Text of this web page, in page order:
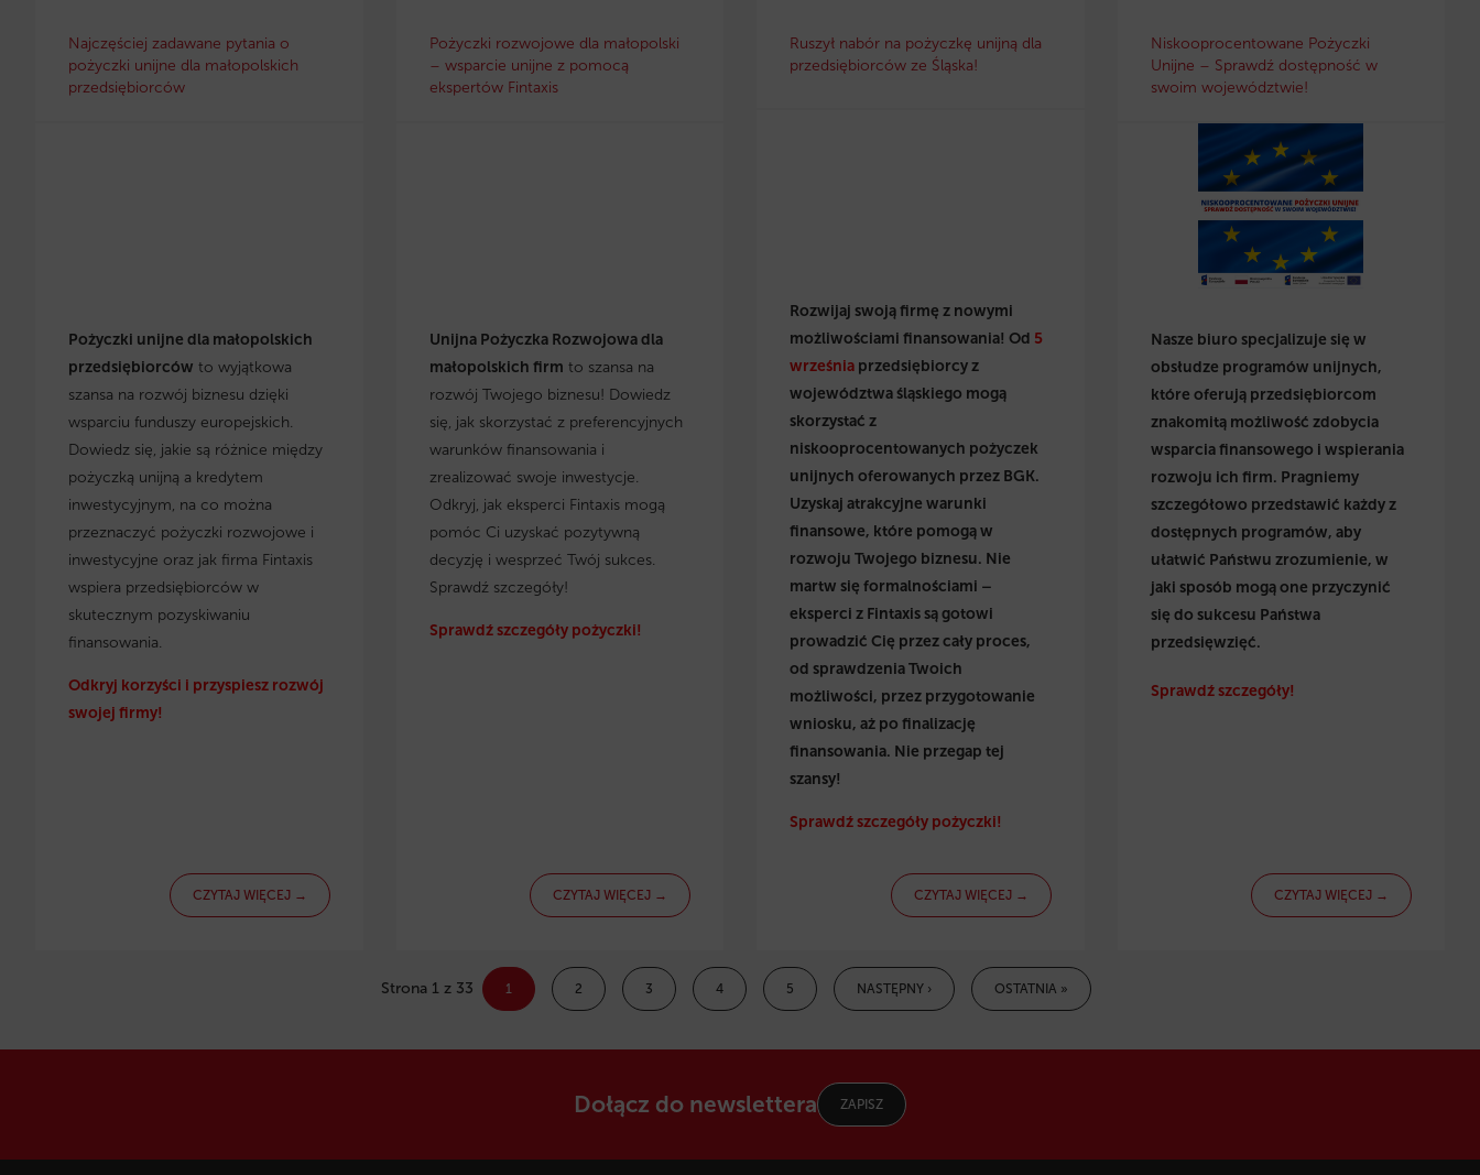
Najczęściej zadawane pytania o
pożyczki unijne dla małopolskich
przedsiębiorców
Pożyczki unijne dla małopolskich
przedsiębiorców to wyjątkowa
szansa na rozwój biznesu dzięki
wsparciu funduszy europejskich.
Dowiedz się, jakie są różnice między
pożyczką unijną a kredytem
inwestycyjnym, na co można
przeznaczyć pożyczki rozwojowe i
inwestycyjne oraz jak firma Fintaxis
wspiera przedsiębiorców w
skutecznym pozyskiwaniu
finansowania.
Odkryj korzyści i przyspiesz rozwój
swojej firmy!
CZYTAJ WIĘCEJ →
Pożyczki rozwojowe dla małopolski
– wsparcie unijne z pomocą
ekspertów Fintaxis
Unijna Pożyczka Rozwojowa dla
małopolskich firm to szansa na
rozwój Twojego biznesu! Dowiedz
się, jak skorzystać z preferencyjnych
warunków finansowania i
zrealizować swoje inwestycje.
Odkryj, jak eksperci Fintaxis mogą
pomóc Ci uzyskać pozytywną
decyzję i wesprzeć Twój sukces.
Sprawdź szczegóły!
Sprawdź szczegóły pożyczki!
CZYTAJ WIĘCEJ →
Ruszył nabór na pożyczkę unijną dla
przedsiębiorców ze Śląska!
Rozwijaj swoją firmę z nowymi
możliwościami finansowania! Od 5
września przedsiębiorcy z
województwa śląskiego mogą
skorzystać z
niskooprocentowanych pożyczek
unijnych oferowanych przez BGK.
Uzyskaj atrakcyjne warunki
finansowe, które pomogą w
rozwoju Twojego biznesu. Nie
martw się formalnościami –
eksperci z Fintaxis są gotowi
prowadzić Cię przez cały proces,
od sprawdzenia Twoich
możliwości, przez przygotowanie
wniosku, aż po finalizację
finansowania. Nie przegap tej
szansy!
Sprawdź szczegóły pożyczki!
CZYTAJ WIĘCEJ →
Niskooprocentowane Pożyczki
Unijne – Sprawdź dostępność w
swoim województwie!
Nasze biuro specjalizuje się w
obsłudze programów unijnych,
które oferują przedsiębiorcom
znakomitą możliwość zdobycia
wsparcia finansowego i wspierania
rozwoju ich firm. Pragniemy
szczegółowo przedstawić każdy z
dostępnych programów, aby
ułatwić Państwu zrozumienie, w
jaki sposób mogą one przyczynić
się do sukcesu Państwa
przedsięwzięć.
Sprawdź szczegóły!
CZYTAJ WIĘCEJ →
Strona 1 z 33 1 2 3 4 5 NASTĘPNY › OSTATNIA »
Dołącz do newslettera ZAPISZ